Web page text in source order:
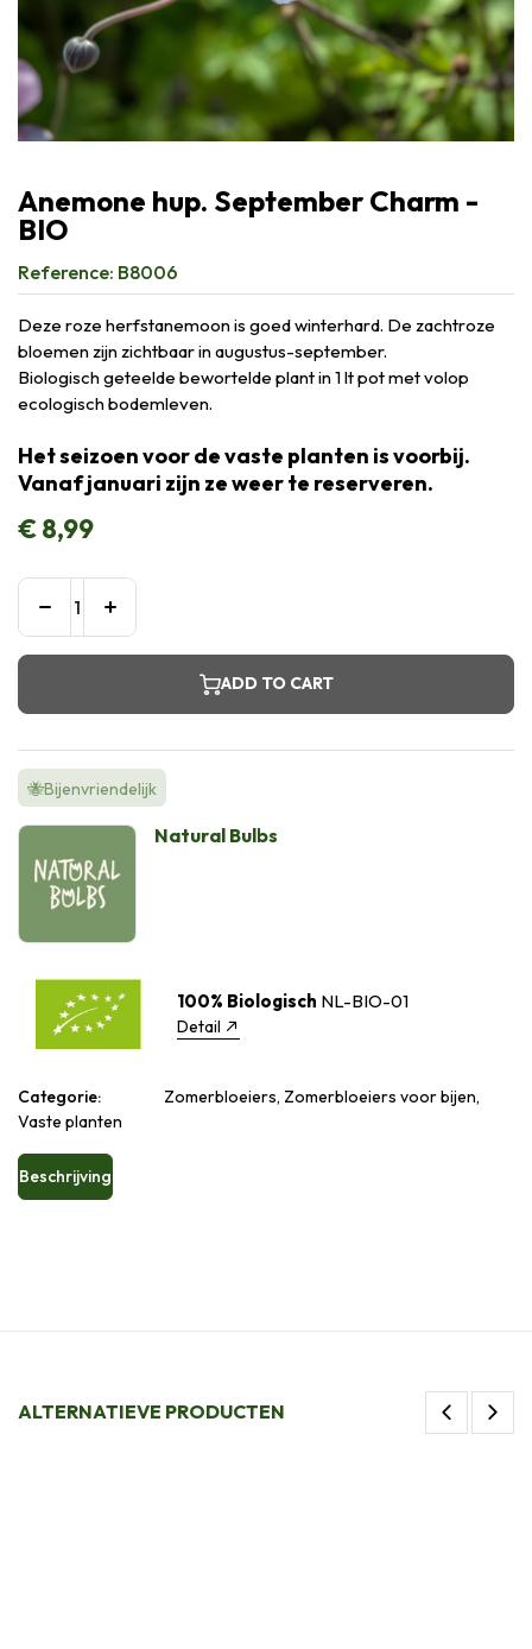
Anemone hup. September Charm -
BIO
Reference: B8006
Deze roze herfstanemoon is goed winterhard. De zachtroze
bloemen zijn zichtbaar in augustus-september.
Biologisch geteelde bewortelde plant in 1 lt pot met volop
ecologisch bodemleven.
Het seizoen voor de vaste planten is voorbij.
Vanaf januari zijn ze weer te reserveren.
€8,99
ADD TO CART
🐝Bijenvriendelijk
Natural Bulbs
100% Biologisch NL-BIO-01
Detail
Categorie:
Zomerbloeiers, Zomerbloeiers voor bijen,
Vaste planten
Beschrijving
ALTERNATIEVE PRODUCTEN